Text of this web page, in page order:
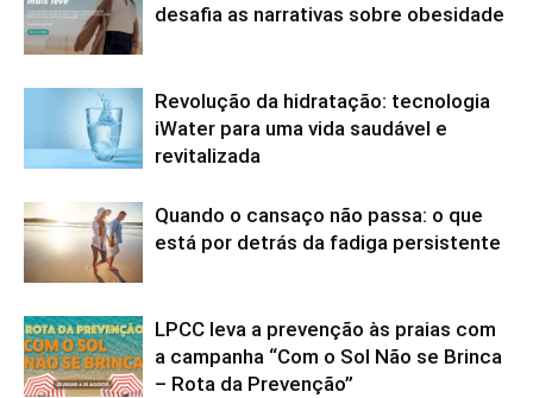
desafia as narrativas sobre obesidade
Revolução da hidratação: tecnologia
iWater para uma vida saudável e
revitalizada
Quando o cansaço não passa: o que
está por detrás da fadiga persistente
LPCC leva a prevenção às praias com
a campanha “Com o Sol Não se Brinca
– Rota da Prevenção”